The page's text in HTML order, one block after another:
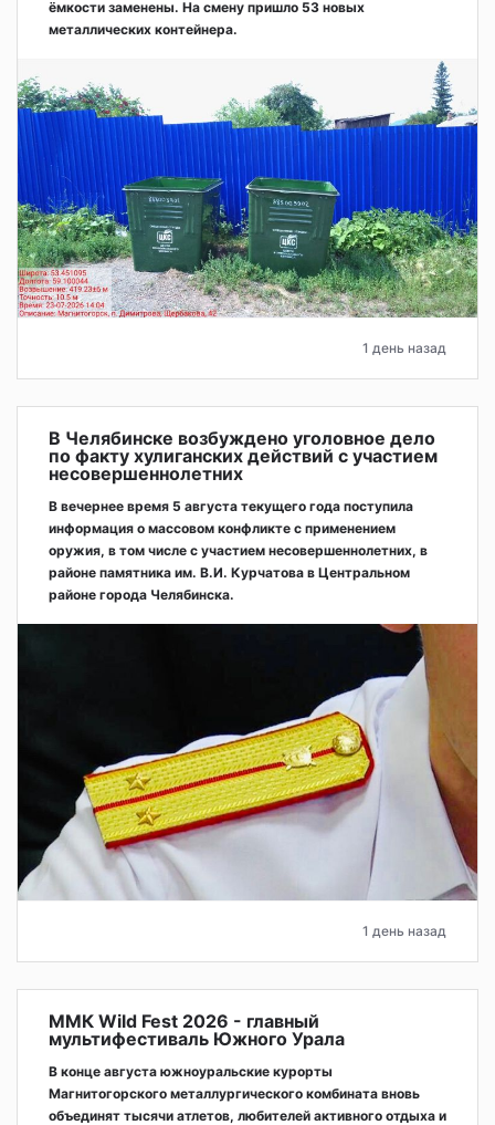
ёмкости заменены. На смену пришло 53 новых
металлических контейнера.
1 день назад
В Челябинске возбуждено уголовное дело
по факту хулиганских действий с участием
несовершеннолетних
В вечернее время 5 августа текущего года поступила
информация о массовом конфликте с применением
оружия, в том числе с участием несовершеннолетних, в
районе памятника им. В.И. Курчатова в Центральном
районе города Челябинска.
1 день назад
ММК Wild Fest 2026 - главный
мультифестиваль Южного Урала
В конце августа южноуральские курорты
Магнитогорского металлургического комбината вновь
объединят тысячи атлетов, любителей активного отдыха и